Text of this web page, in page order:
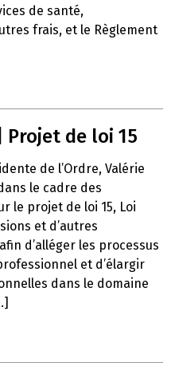
de santé,
frais, et le Règlement
Projet de loi 15
de l’Ordre, Valérie
le cadre des
le projet de loi 15, Loi
et d’autres
d’alléger les processus
et d’élargir
dans le domaine